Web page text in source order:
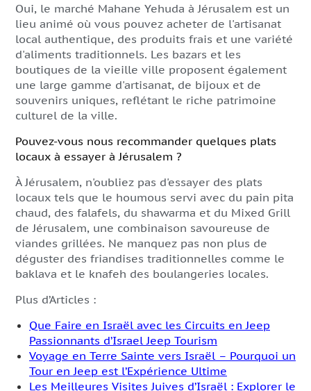
Oui, le marché Mahane Yehuda à Jérusalem est un
lieu animé où vous pouvez acheter de l'artisanat
local authentique, des produits frais et une variété
d'aliments traditionnels. Les bazars et les
boutiques de la vieille ville proposent également
une large gamme d'artisanat, de bijoux et de
souvenirs uniques, reflétant le riche patrimoine
culturel de la ville.
Pouvez-vous nous recommander quelques plats
locaux à essayer à Jérusalem ?
À Jérusalem, n'oubliez pas d'essayer des plats
locaux tels que le houmous servi avec du pain pita
chaud, des falafels, du shawarma et du Mixed Grill
de Jérusalem, une combinaison savoureuse de
viandes grillées. Ne manquez pas non plus de
déguster des friandises traditionnelles comme le
baklava et le knafeh des boulangeries locales.
Plus d’Articles :
Que Faire en Israël avec les Circuits en Jeep
Passionnants d’Israel Jeep Tourism
Voyage en Terre Sainte vers Israël – Pourquoi un
Tour en Jeep est l’Expérience Ultime
Les Meilleures Visites Juives d’Israël : Explorer le